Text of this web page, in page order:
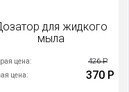
для жидкого
мыла
цена: 426 Р
цена: 370 Р